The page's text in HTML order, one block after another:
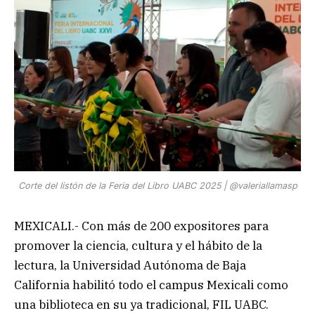
Corte del listón de la Feria del Libro UABC 2025 | @valeriallamasp
MEXICALI.- Con más de 200 expositores para
promover la ciencia, cultura y el hábito de la
lectura, la Universidad Autónoma de Baja
California habilitó todo el campus Mexicali como
una biblioteca en su ya tradicional, FIL UABC.